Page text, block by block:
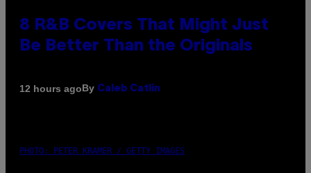
8 R&B Covers That Might Just
Be Better Than the Originals
12 hours agoBy Caleb Catlin
PHOTO: PETER KRAMER / GETTY IMAGES